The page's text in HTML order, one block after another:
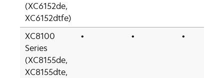
(XC6152de,
XC6152dtfe)
XC8100
Series
(XC8155de,
XC8155dte,
• • •